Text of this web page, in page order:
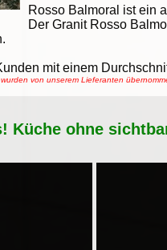
Rosso Balmoral ist ein
Der Granit Rosso
mit einem
von unserem Lieferanten
Küche ohne